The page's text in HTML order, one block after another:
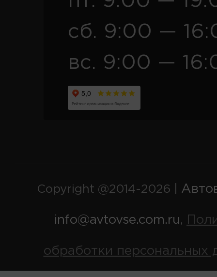
сб. 9:00 —
вс. 9:00 —
Copyright @2014-2026 |
info@avtovse.com.ru,
обработки персональных